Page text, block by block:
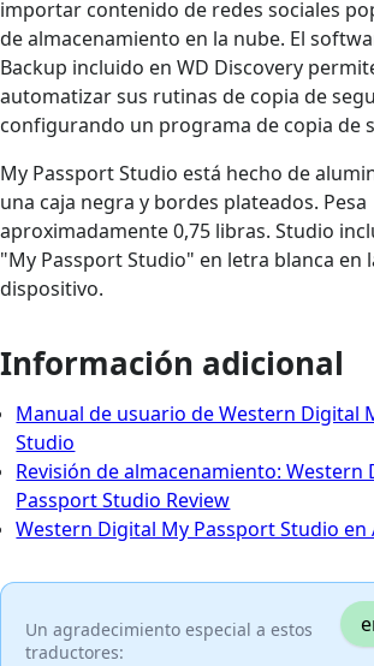
importar contenido de redes sociales
de almacenamiento en la nube. El
Backup incluido en WD Discovery
automatizar sus rutinas de copia de
configurando un programa de copia de
My Passport Studio está hecho de
una caja negra y bordes plateados. Pesa
aproximadamente 0,75 libras. Studio
"My Passport Studio" en letra blanca en
dispositivo.
Información adicional
Manual de usuario de Western Digital
Studio
Revisión de almacenamiento: Western
Passport Studio Review
Western Digital My Passport Studio en
Un agradecimiento especial a estos
traductores: